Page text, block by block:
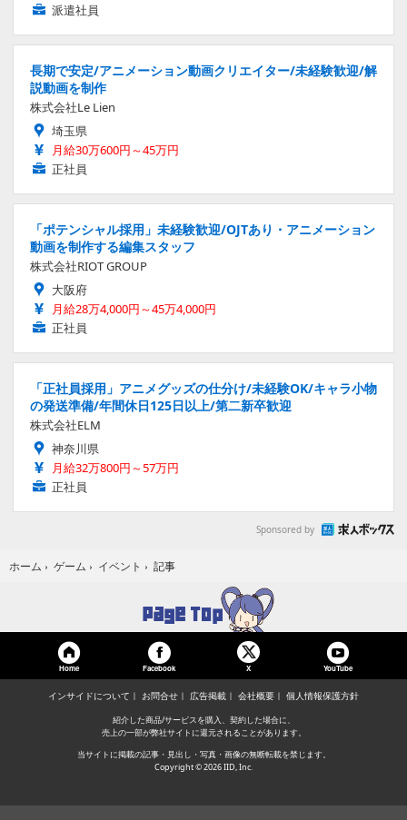
派遣社員
長期で安定/アニメーション動画クリエイター/未経験歓迎/解
説動画を制作
株式会社Le Lien
埼玉県
月給30万600円～45万円
正社員
「ポテンシャル採用」未経験歓迎/OJTあり・アニメーション
動画を制作する編集スタッフ
株式会社RIOT GROUP
大阪府
月給28万4,000円～45万4,000円
正社員
「正社員採用」アニメグッズの仕分け/未経験OK/キャラ小物
の発送準備/年間休日125日以上/第二新卒歓迎
株式会社ELM
神奈川県
月給32万800円～57万円
正社員
Sponsored by
ホーム › ゲーム › イベント › 記事
Home Facebook X YouTube
インサイドについて お問合せ 広告掲載 会社概要 個人情報保護方針
紹介した商品/サービスを購入、契約した場合に、
売上の一部が弊社サイトに還元されることがあります。
当サイトに掲載の記事・見出し・写真・画像の無断転載を禁じます。
Copyright © 2026 IID, Inc.